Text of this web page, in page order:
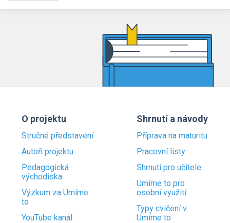
O projektu
Stručné představení
Autoři projektu
Pedagogická
východiska
Výzkum za Umíme
to
YouTube kanál
Shrnutí a návody
Příprava na maturitu
Pracovní listy
Shrnutí pro učitele
Umíme to pro
osobní využití
Typy cvičení v
Umíme to